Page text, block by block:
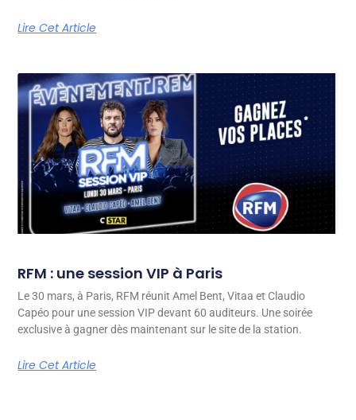
Lire Cet Article
RFM : une session VIP à Paris
Le 30 mars, à Paris, RFM réunit Amel Bent, Vitaa et Claudio
Capéo pour une session VIP devant 60 auditeurs. Une soirée
exclusive à gagner dès maintenant sur le site de la station.
Lire Cet Article